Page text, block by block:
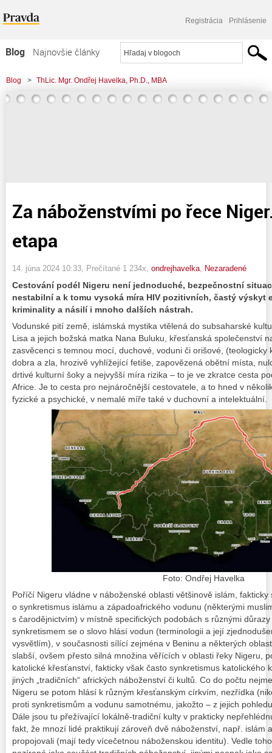
Registrácia Prihlásenie
Blog
Najnovšie články
Najčítanejšie články
Najkomentovanejšie články
Blog > ThLic. Mgr. Ondřej Havelka, Ph.D., MBA
> Za náboženstvími po řece Niger. Guinejská etapa
Za náboženstvími po řece
etapa
14. júna 2024 10:33 , Prečítané 1 234x, ondrejhavelka Nezaradené
Cestování podél Nigeru není jednoduché, bezpečnostní
nestabilní a k tomu vysoká míra HIV pozitivních, častý výskyt
kriminality a násilí i mnoho dalších nástrah.
Vodunské pití země, islámská mystika vtělená do subsaharské
Lisa a jejich božská matka Nana Buluku, křesťanská společenství
zasvěcenci s temnou mocí, duchové, voduni či orišové, (teologicky
dobra a zla, hrozivě vyhlížející fetiše, zapovězená obětní místa,
drtivé kulturní šoky a nejvyšší míra rizika – to je ve zkratce cesta
Africe. Je to cesta pro nejnáročnější cestovatele, a to hned v
fyzické a psychické, v nemalé míře také v duchovní a intelektuální.
Foto: Ondřej Havelka
Poříčí Nigeru vládne v náboženské oblasti většinově islám,
o synkretismus islámu a západoafrického vodunu (některými
s čarodějnictvím) v místně specifických podobách s různými
synkretismem se o slovo hlásí vodun (terminologii a její
vysvětlím), v současnosti sílící zejména v Beninu a některých
slabší, ovšem přesto silná množina věřících v oblasti řeky Nigeru,
katolické křesťanství, fakticky však často synkretismus katolického
jiných „tradičních“ afrických náboženství či kultů. Co do počtu
Nigeru se potom hlásí k různým křesťanským církvím, nezřídka
proti synkretismům a vodunu samotnému, jakožto – z jejich
Dále jsou tu přežívající lokálně-tradiční kulty v prakticky
fakt, že mnozí lidé praktikují zároveň dvě náboženství, např. islám
propojovali (mají tedy vícečetnou náboženskou identitu). Vedle